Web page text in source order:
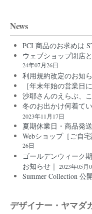
News
PCI 商品のお求めは
ウェブショップ閉店
24年07月26日
利用規約改定のお知ら
［年末年始の営業日
沙耶さんのえらぶ、
冬のお出かけ何着て
2023年11月17日
夏期休業日・商品発
Webショップ［ご自
26日
ゴールデンウィーク
お知らせ｜ 2023年05月
Summer Collection 公
デザイナー・ヤマダ